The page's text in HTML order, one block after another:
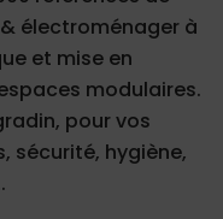
électroménager à
et mise en
modulaires.
pour vos
sécurité, hygiène,